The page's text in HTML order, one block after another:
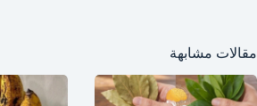
مقالات مشابهة